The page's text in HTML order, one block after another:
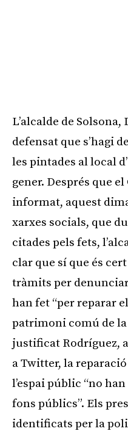
L’alcalde de
defensat que s’hagi
les pintades al local
gener. Després que
informat, aquest
xarxes socials, que
citades pels fets,
clar que sí que és
tràmits per
han fet “per reparar
patrimoni comú de la
justificat Rodríguez,
a Twitter, la
l’espai públic “no
fons públics”. Els
identificats per la